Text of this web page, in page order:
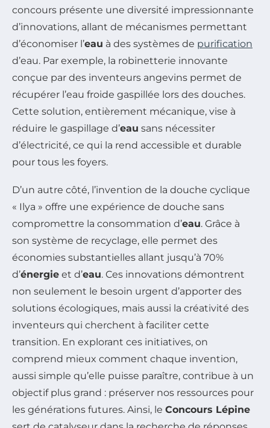
concours présente une diversité impressionnante
d’innovations, allant de mécanismes permettant
d’économiser l’eau à des systèmes de purification
d’eau. Par exemple, la robinetterie innovante
conçue par des inventeurs angevins permet de
récupérer l’eau froide gaspillée lors des douches.
Cette solution, entièrement mécanique, vise à
réduire le gaspillage d’eau sans nécessiter
d’électricité, ce qui la rend accessible et durable
pour tous les foyers.
D’un autre côté, l’invention de la douche cyclique
« Ilya » offre une expérience de douche sans
compromettre la consommation d’eau. Grâce à
son système de recyclage, elle permet des
économies substantielles allant jusqu’à 70%
d’énergie et d’eau. Ces innovations démontrent
non seulement le besoin urgent d’apporter des
solutions écologiques, mais aussi la créativité des
inventeurs qui cherchent à faciliter cette
transition. En explorant ces initiatives, on
comprend mieux comment chaque invention,
aussi simple qu’elle puisse paraître, contribue à un
objectif plus grand : préserver nos ressources pour
les générations futures. Ainsi, le Concours Lépine